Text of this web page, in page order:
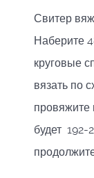
Свитер
Наберите
круговые
вязать по
провяжите
будет 192-